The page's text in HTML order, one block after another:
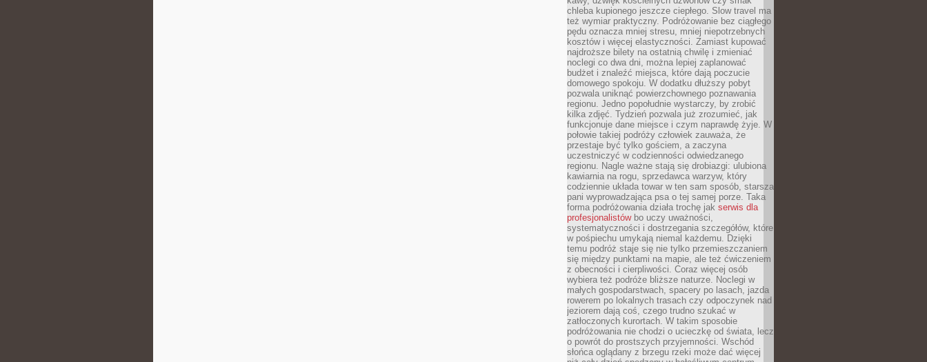
chleba kupionego jeszcze ciepłego. Slow travel ma
też wymiar praktyczny. Podróżowanie bez ciągłego
pędu oznacza mniej stresu, mniej niepotrzebnych
kosztów i więcej elastyczności. Zamiast kupować
najdroższe bilety na ostatnią chwilę i zmieniać
noclegi co dwa dni, można lepiej zaplanować
budżet i znaleźć miejsca, które dają poczucie
domowego spokoju. W dodatku dłuższy pobyt
pozwala uniknąć powierzchownego poznawania
regionu. Jedno popołudnie wystarczy, by zrobić
kilka zdjęć. Tydzień pozwala już zrozumieć, jak
funkcjonuje dane miejsce i czym naprawdę żyje. W
połowie takiej podróży człowiek zauważa, że
przestaje być tylko gościem, a zaczyna
uczestniczyć w codzienności odwiedzanego
regionu. Nagle ważne stają się drobiazgi: ulubiona
kawiarnia na rogu, sprzedawca warzyw, który
codziennie układa towar w ten sam sposób, starsza
pani wyprowadzająca psa o tej samej porze. Taka
forma podróżowania działa trochę jak serwis dla
profesjonalistówbo uczy uważności,
systematyczności i dostrzegania szczegółów, które
w pośpiechu umykają niemal każdemu. Dzięki
temu podróż staje się nie tylko przemieszczaniem
się między punktami na mapie, ale też ćwiczeniem
z obecności i cierpliwości. Coraz więcej osób
wybiera też podróże bliższe naturze. Noclegi w
małych gospodarstwach, spacery po lasach, jazda
rowerem po lokalnych trasach czy odpoczynek nad
jeziorem dają coś, czego trudno szukać w
zatłoczonych kurortach. W takim sposobie
podróżowania nie chodzi o ucieczkę od świata, lecz
o powrót do prostszych przyjemności. Wschód
słońca oglądany z brzegu rzeki może dać więcej